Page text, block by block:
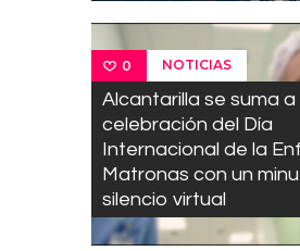
0 NOTICIAS
Alcantarilla se suma a
celebración del Día
Internacional de la
Matronas con un
silencio virtual